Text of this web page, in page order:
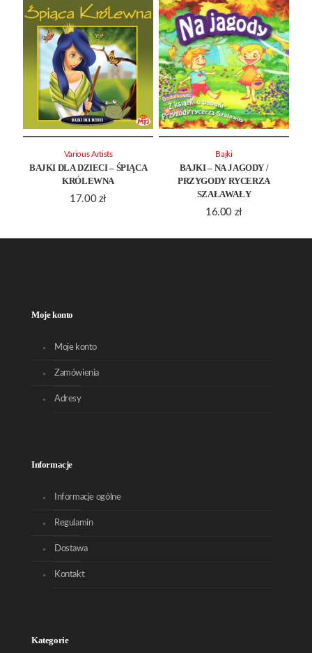
BAJKI DLA DZIECI – ŚPIĄCA
KRÓLEWNA
17.00 zł
Various Artists
BAJKI – NA JAGODY /
PRZYGODY RYCERZA
SZAŁAWAŁY
16.00 zł
Bajki
Moje konto
Moje konto
Zamówienia
Adresy
Informacje
Informacje ogólne
Regulamin
Dostawa
Kontakt
Kategorie